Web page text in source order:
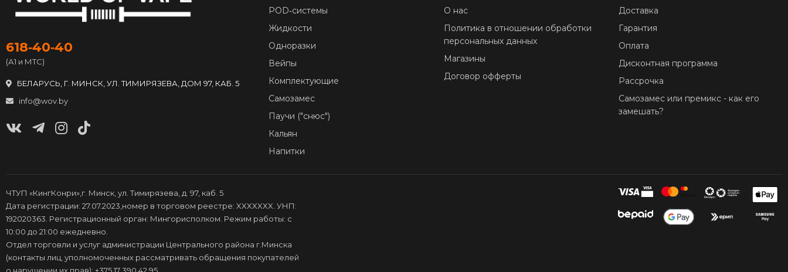
618‑40‑40
(А1 и МТС)
БЕЛАРУСЬ, Г. МИНСК, УЛ. ТИМИРЯЗЕВА, ДОМ 97, КАБ. 5
info@wov.by
POD‑системы
Жидкости
Одноразки
Вейпы
Комплектующие
Самозамес
Паучи ("снюс")
Кальян
Напитки
О нас
Политика в отношении обработки
персональных данных
Магазины
Договор офферты
Доставка
Гарантия
Оплата
Дисконтная программа
Рассрочка
Самозамес или премикс - как его
замешать?
ЧТУП «КингКонри»,г. Минск, ул. Тимирязева, д. 97, каб. 5
Дата регистрации: 27.07.2023,номер в торговом реестре: XXXXXXX. УНП:
192020363. Регистрационный орган: Мингорисполком. Режим работы: с
10:00 до 21:00 ежедневно.
Отдел торговли и услуг администрации Центрального района г.Минска
(контакты лиц, уполномоченных рассматривать обращения покупателей